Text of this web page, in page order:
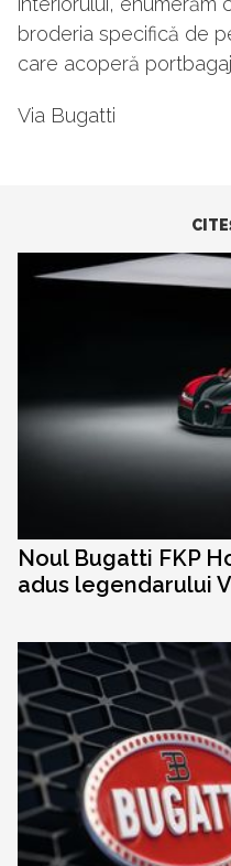
broderia specifică de
care acoperă
Via Bugatti
Noul Bugatti FKP
adus legendarului